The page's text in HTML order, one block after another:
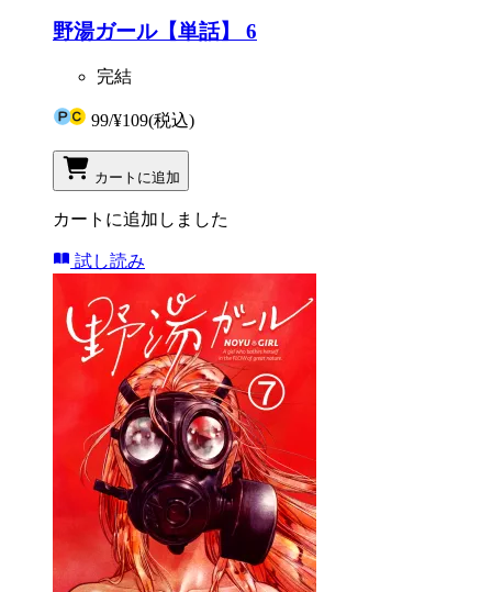
野湯ガール【単話】 6
完結
99/¥109(税込)
カートに追加
カートに追加しました
試し読み